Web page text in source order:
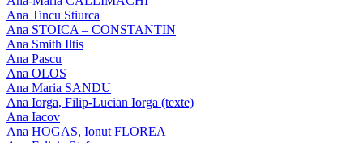
Ana Tincu Stiurca
Ana STOICA – CONSTANTIN
Ana Smith Iltis
Ana Pascu
Ana OLOS
Ana Maria SANDU
Ana Iorga, Filip-Lucian Iorga (texte)
Ana Iacov
Ana HOGAS, Ionut FLOREA